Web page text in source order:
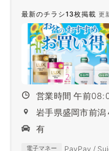
最新のチラシ13枚掲載 更
営業時間 午前
岩手県盛岡市前潟
有
電子マネー PayPay /